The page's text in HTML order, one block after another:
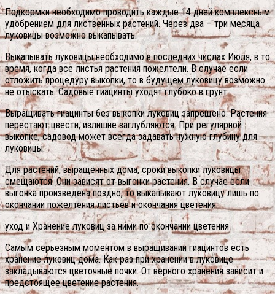
Подкормки необходимо проводить каждые 14 дней комплексным
удобрением для лиственных растений. Через два – три месяца
луковицы возможно выкапывать.
Выкапывать луковицы необходимо в последних числах Июля, в то
время, когда все листья растения пожелтели. В случае если
отложить процедуру выкопки, то в будущем луковицу возможно
не отыскать. Садовые гиацинты уходят глубоко в грунт.
Выращивать гиацинты без выкопки луковиц запрещено. Растения
перестают цвести, излишне заглубляются. При регулярной
выкопке, садовод может всегда задавать нужную глубину для
луковицы.
Для растений, выращенных дома, сроки выкопки луковицы
смещаются. Они зависят от выгонки растения. В случае если
выгонка произведена поздно, то выкапывают луковицу лишь по
окончании пожелтения листьев и окончания цветения.
уход и Хранение луковиц за ними по окончании цветения
Самым серьёзным моментом в выращивании гиацинтов есть
хранение луковиц дома. Как раз при хранении в луковице
закладываются цветочные почки. От верного хранения зависит и
предстоящее цветение растения.